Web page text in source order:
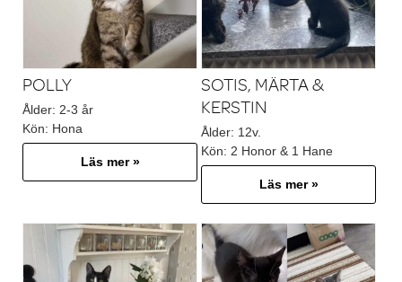
POLLY
Ålder: 2-3 år
Kön: Hona
Läs mer »
SOTIS, MÄRTA &
KERSTIN
Ålder: 12v.
Kön: 2 Honor & 1 Hane
Läs mer »